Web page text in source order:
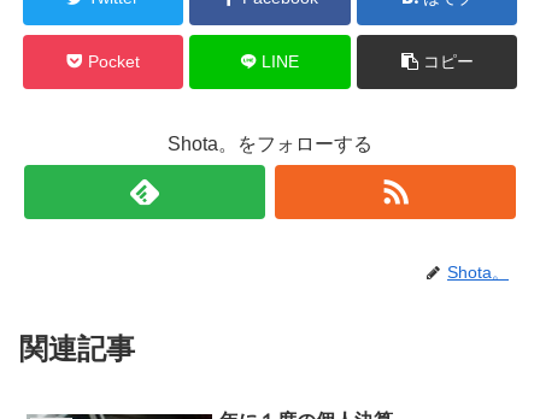
Pocket LINE コピー
Shota。をフォローする
Shota。
関連記事